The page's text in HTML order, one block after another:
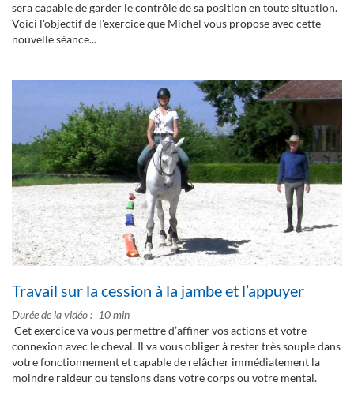
sera capable de garder le contrôle de sa position en toute situation.
Voici l'objectif de l'exercice que Michel vous propose avec cette
nouvelle séance...
Travail sur la cession à la jambe et l’appuyer
Durée de la vidéo
10 min
Cet exercice va vous permettre d’affiner vos actions et votre
connexion avec le cheval. Il va vous obliger à rester très souple dans
votre fonctionnement et capable de relâcher immédiatement la
moindre raideur ou tensions dans votre corps ou votre mental.